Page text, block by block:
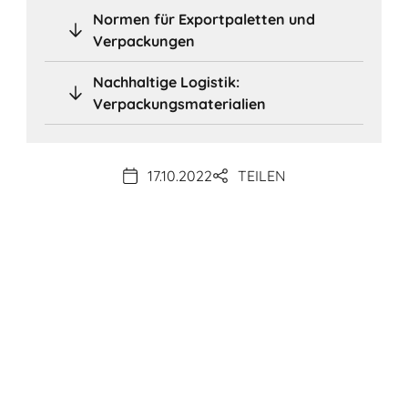
Normen für Exportpaletten und
Verpackungen
Nachhaltige Logistik:
Verpackungsmaterialien
17.10.2022 TEILEN